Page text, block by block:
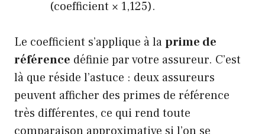
(coefficient × 1,125).
Le coefficient s’applique à laprime de
référence définie par votre assureur. C’est
là que réside l’astuce : deux assureurs
peuvent afficher des primes de référence
très différentes, ce qui rend toute